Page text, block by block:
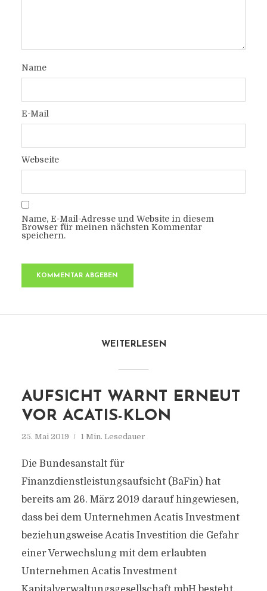
Name
E-Mail
Webseite
Name, E-Mail-Adresse und Website in diesem
Browser für meinen nächsten Kommentar
speichern.
WEITERLESEN
AUFSICHT WARNT ERNEUT
VOR ACATIS-KLON
25. Mai 2019 1 Min. Lesedauer
Die Bundesanstalt für
Finanzdienstleistungsaufsicht (BaFin) hat
bereits am 26. März 2019 darauf hingewiesen,
dass bei dem Unternehmen Acatis Investment
beziehungsweise Acatis Investition die Gefahr
einer Verwechslung mit dem erlaubten
Unternehmen Acatis Investment